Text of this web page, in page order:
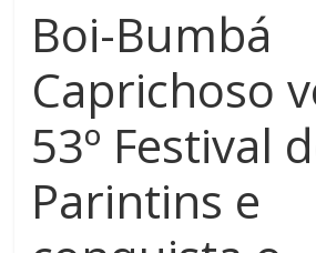
Boi-Bumbá
Caprichoso
53º Festival
Parintins e